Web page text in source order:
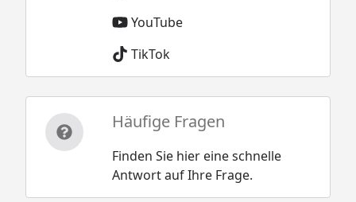
YouTube
TikTok
Häufige Fragen
Finden Sie hier eine schnelle
Antwort auf Ihre Frage.